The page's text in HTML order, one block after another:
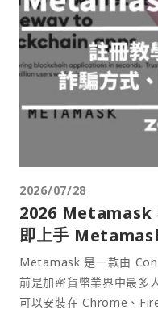
2026/07/28
2026 Metamask
即上手
Metamask 是一款由
前是加密貨幣業界中最多
可以安裝在 Chrome、